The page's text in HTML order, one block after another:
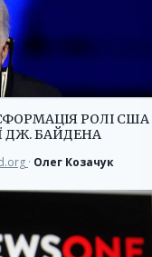
РОЛІ США
ДЖ. БАЙДЕНА
· Олег Козачук